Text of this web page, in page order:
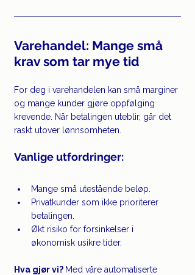
Varehandel: Mange små
krav som tar mye tid
For deg i varehandelen kan små marginer
og mange kunder gjøre oppfølging
krevende. Når betalingen uteblir, går det
raskt utover lønnsomheten.
Vanlige utfordringer:
Mange små utestående beløp.
Privatkunder som ikke prioriterer
betalingen.
Økt risiko for forsinkelser i
økonomisk usikre tider.
Hva gjør vi? Med våre automatiserte